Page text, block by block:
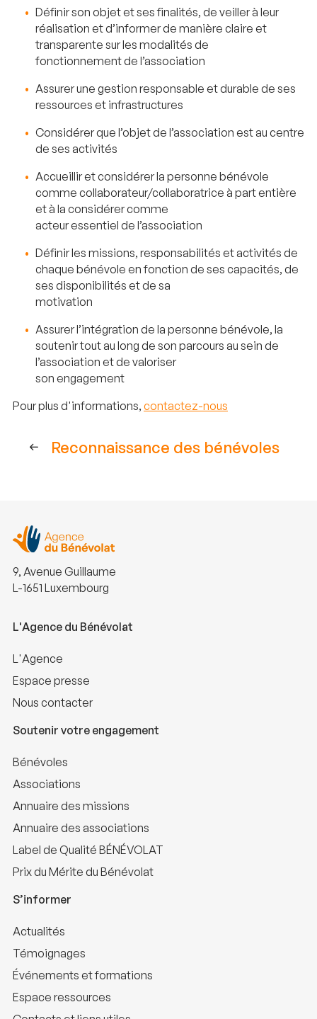
Définir son objet et ses finalités, de veiller à leur
réalisation et d’informer de manière claire et
transparente sur les modalités de
fonctionnement de l’association
Assurer une gestion responsable et durable de ses
ressources et infrastructures
Considérer que l’objet de l’association est au centre
de ses activités
Accueillir et considérer la personne bénévole
comme collaborateur/collaboratrice à part entière
et à la considérer comme
acteur essentiel de l’association
Définir les missions, responsabilités et activités de
chaque bénévole en fonction de ses capacités, de
ses disponibilités et de sa
motivation
Assurer l’intégration de la personne bénévole, la
soutenir tout au long de son parcours au sein de
l’association et de valoriser
son engagement
Pour plus d'informations, contactez-nous
Reconnaissance des bénévoles
9, Avenue Guillaume
L-1651 Luxembourg
L'Agence du Bénévolat
L'Agence
Espace presse
Nous contacter
Soutenir votre engagement
Bénévoles
Associations
Annuaire des missions
Annuaire des associations
Label de Qualité BÉNÉVOLAT
Prix du Mérite du Bénévolat
S’informer
Actualités
Témoignages
Événements et formations
Espace ressources